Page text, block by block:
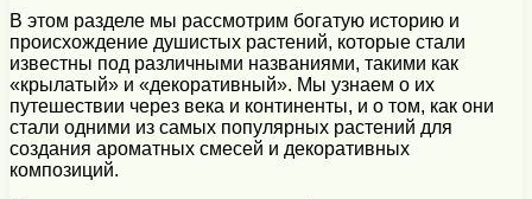
В этом разделе мы рассмотрим богатую историю и
происхождение душистых растений, которые стали
известны под различными названиями, такими как
«крылатый» и «декоративный». Мы узнаем о их
путешествии через века и континенты, и о том, как они
стали одними из самых популярных растений для
создания ароматных смесей и декоративных
композиций.